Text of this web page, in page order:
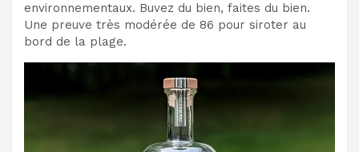
environnementaux. Buvez du bien, faites du bien.
Une preuve très modérée de 86 pour siroter au
bord de la plage.